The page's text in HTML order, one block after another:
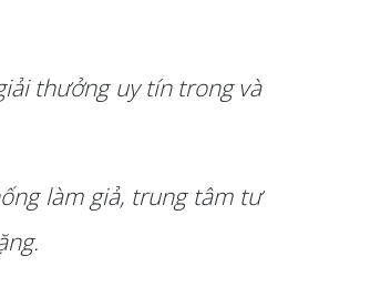
thưởng uy tín trong và
làm giả, trung tâm tư